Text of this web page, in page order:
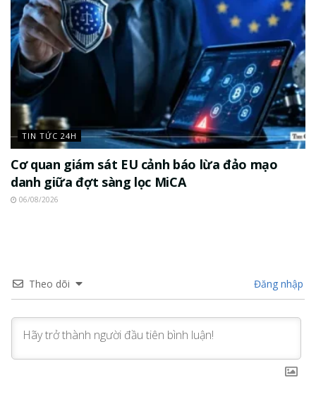
TIN TỨC 24H
Cơ quan giám sát EU cảnh báo lừa đảo mạo
danh giữa đợt sàng lọc MiCA
06/08/2026
Theo dõi Đăng nhập